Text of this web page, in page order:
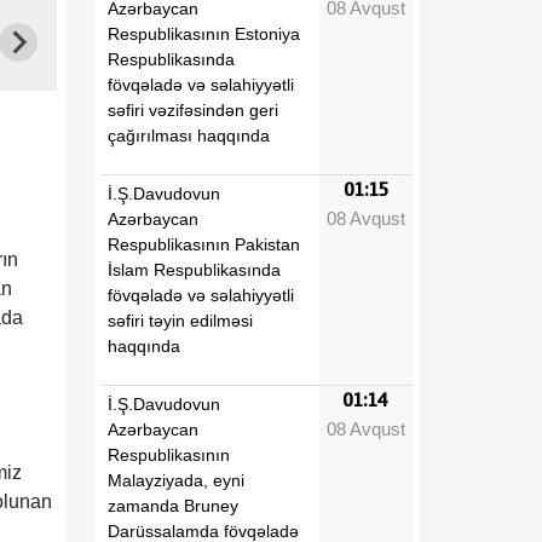
Azərbaycan
Respublikasının Estoniya
Respublikasında
fövqəladə və səlahiyyətli
səfiri vəzifəsindən geri
çağırılması haqqında
08 Avqust
İ.Ş.Davudovun
Azərbaycan
Respublikasının Pakistan
İslam Respublikasında
fövqəladə və səlahiyyətli
səfiri təyin edilməsi
haqqında
01:15
08 Avqust
İ.Ş.Davudovun
Azərbaycan
Respublikasının
Malayziyada, eyni
zamanda Bruney
Darüssalamda fövqəladə
01:14
08 Avqust